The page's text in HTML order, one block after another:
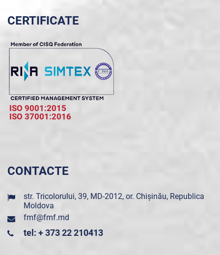
CERTIFICATE
ISO 9001:2015
ISO 37001:2016
CONTACTE
str. Tricolorului, 39, MD-2012, or. Chișinău, Republica
Moldova
fmf@fmf.md
tel: + 373 22 210413